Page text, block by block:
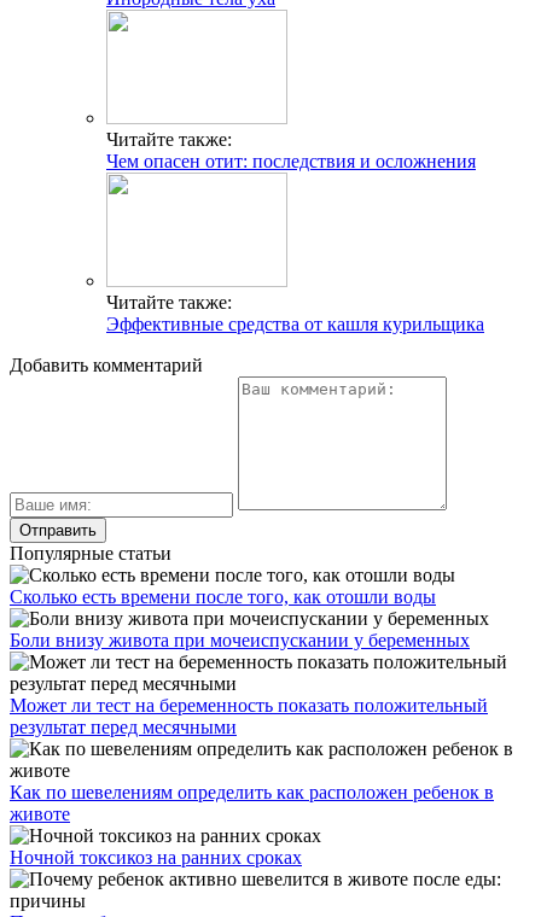
Читайте также:
Чем опасен отит: последствия и осложнения
Читайте также:
Эффективные средства от кашля курильщика
Добавить комментарий
Популярные статьи
Сколько есть времени после того, как отошли воды
Боли внизу живота при мочеиспускании у беременных
Может ли тест на беременность показать положительный
результат перед месячными
Как по шевелениям определить как расположен ребенок в
животе
Ночной токсикоз на ранних сроках